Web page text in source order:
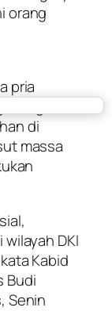
orang
pria
di
massa
DKI
Kabid
Budi
Senin